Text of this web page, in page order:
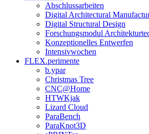
Abschlussarbeiten
Digital Architectural
Digital Structural Design
Forschungsmodul
Konzeptionelles Entwerfen
Intensivwochen
FLEX.perimente
b.ypar
Christmas Tree
CNC@Home
HTWKjak
Lizard Cloud
ParaBench
ParaKnot3D